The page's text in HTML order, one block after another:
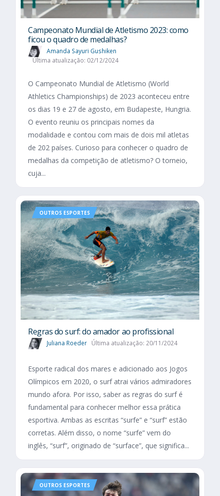
Campeonato Mundial de Atletismo 2023: como
ficou o quadro de medalhas?
Amanda Sayuri Gushiken
Última atualização: 02/12/2024
O Campeonato Mundial de Atletismo (World
Athletics Championships) de 2023 aconteceu entre
os dias 19 e 27 de agosto, em Budapeste, Hungria.
O evento reuniu os principais nomes da
modalidade e contou com mais de dois mil atletas
de 202 países. Curioso para conhecer o quadro de
medalhas da competição de atletismo? O torneio,
cuja...
OUTROS ESPORTES
Regras do surf: do amador ao profissional
Juliana Roeder Última atualização: 20/11/2024
Esporte radical dos mares e adicionado aos Jogos
Olímpicos em 2020, o surf atrai vários admiradores
mundo afora. Por isso, saber as regras do surf é
fundamental para conhecer melhor essa prática
esportiva. Ambas as escritas “surfe” e “surf” estão
corretas. Além disso, o nome “surfe” vem do
inglês, “surf”, originado de “surface”, que significa...
OUTROS ESPORTES